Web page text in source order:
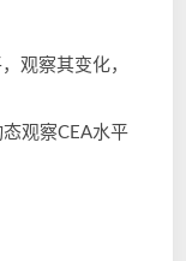
观察其变化，
观察CEA水平